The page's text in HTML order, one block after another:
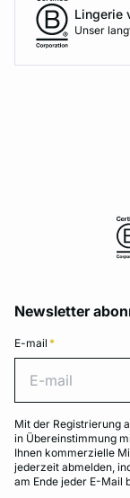
Lingerie
Unser
Newsletter
E-mail *
Mit der Registrierung
in Übereinstimmung
Ihnen kommerzielle
jederzeit abmelden,
am Ende jeder E-Mail